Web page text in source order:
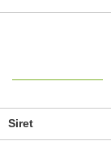
Siret